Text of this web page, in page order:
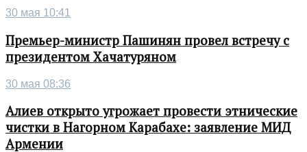
30 мая 10:41
Премьер-министр Пашинян провел встречу с
президентом Хачатуряном
30 мая 08:36
Алиев открыто угрожает провести этнические
чистки в Нагорном Карабахе: заявление МИД
Армении